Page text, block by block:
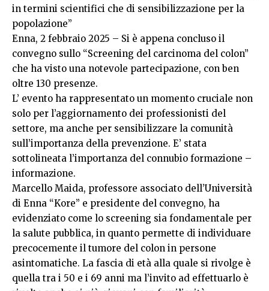
in termini scientifici che di sensibilizzazione per la
popolazione”
Enna, 2 febbraio 2025 – Si è appena concluso il
convegno sullo “Screening del carcinoma del colon”
che ha visto una notevole partecipazione, con ben
oltre 130 presenze.
L’ evento ha rappresentato un momento cruciale non
solo per l’aggiornamento dei professionisti del
settore, ma anche per sensibilizzare la comunità
sull’importanza della prevenzione. E’ stata
sottolineata l’importanza del connubio formazione –
informazione.
Marcello Maida, professore associato dell’Università
di Enna “Kore” e presidente del convegno, ha
evidenziato come lo screening sia fondamentale per
la salute pubblica, in quanto permette di individuare
precocemente il tumore del colon in persone
asintomatiche. La fascia di età alla quale si rivolge è
quella tra i 50 e i 69 anni ma l’invito ad effettuarlo è